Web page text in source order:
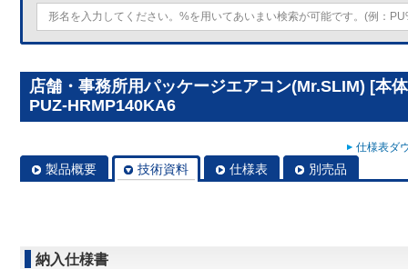
店舗・事務所用パッケージエアコン(Mr.SLIM) [本
PUZ-HRMP140KA6
仕様表ダ
製品概要 技術資料 仕様表 別売品
納入仕様書